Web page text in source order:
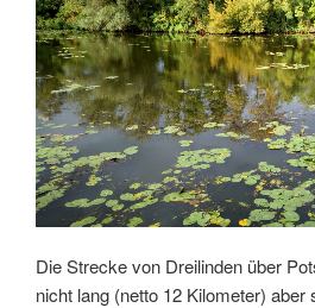
Die Strecke von Dreilinden über
nicht lang (netto 12 Kilometer) aber